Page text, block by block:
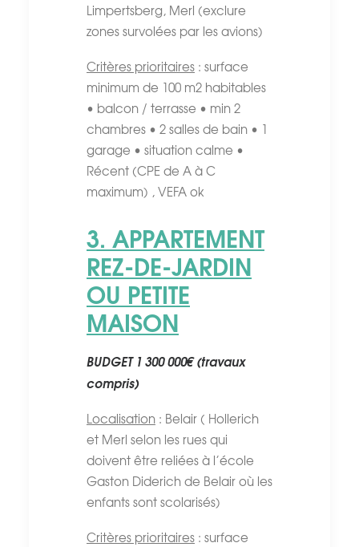
Limpertsberg, Merl (exclure
zones survolées par les avions)
Critères prioritaires : surface
minimum de 100 m2 habitables
• balcon / terrasse • min 2
chambres • 2 salles de bain • 1
garage • situation calme •
Récent (CPE de A à C
maximum) , VEFA ok
3. APPARTEMENT
REZ-DE-JARDIN
OU PETITE
MAISON
BUDGET 1 300 000€ (travaux
compris)
Localisation : Belair ( Hollerich
et Merl selon les rues qui
doivent être reliées à l’école
Gaston Diderich de Belair où les
enfants sont scolarisés)
Critères prioritaires : surface